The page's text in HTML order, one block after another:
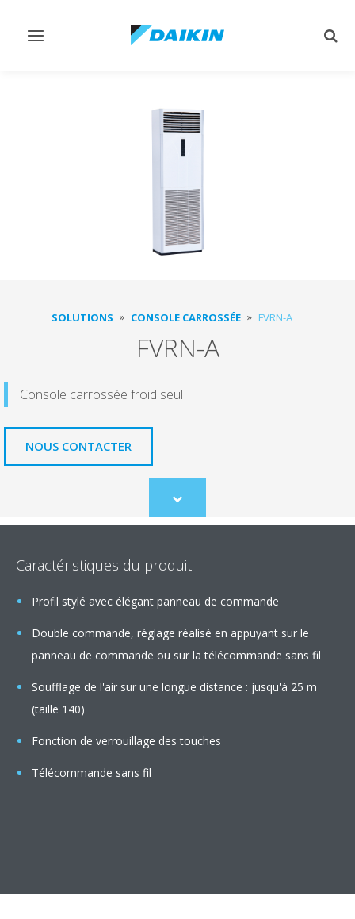
Afficher/masquer
SOLUTIONS CONSOLE CARROSSÉE FVRN-A
FVRN-A
Console carrossée froid seul
NOUS CONTACTER
Scroll
to
Caractéristiques du produit
Profil stylé avec élégant panneau de commande
Double commande, réglage réalisé en appuyant sur le
panneau de commande ou sur la télécommande sans fil
Soufflage de l'air sur une longue distance : jusqu'à 25 m
(taille 140)
Fonction de verrouillage des touches
Télécommande sans fil